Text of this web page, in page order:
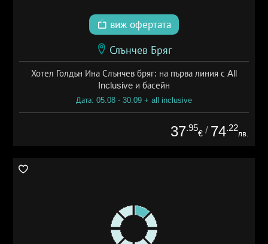
виж офертата
Слънчев Бряг
Хотел Голдън Ина Слънчев бряг: на първа линия с All
Inclusive и басейн
Дата: 05.08 - 30.09 + all inclusive
37.95
€ / 74.22
лв.